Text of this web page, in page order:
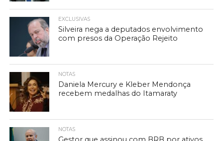
EXCLUSIVAS
Silveira nega a deputados envolvimento
com presos da Operação Rejeito
NOTAS
Daniela Mercury e Kleber Mendonça
recebem medalhas do Itamaraty
NOTAS